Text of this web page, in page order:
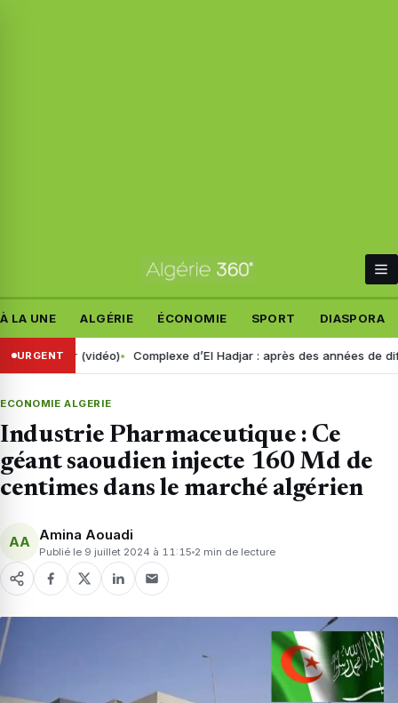
À LA UNE ALGÉRIE ÉCONOMIE SPORT DIASPORA
URGENT
agir (vidéo) Complexe d’El Hadjar : après des années de
ECONOMIE ALGERIE
Industrie Pharmaceutique : Ce
géant saoudien injecte 160 Md de
centimes dans le marché algérien
AA Amina Aouadi
Publié le 9 juillet 2024 à 11:15 2 min de lecture